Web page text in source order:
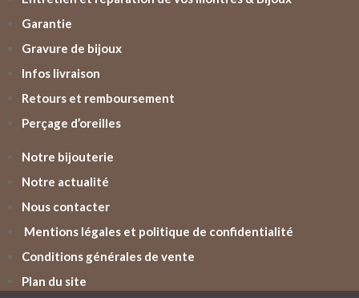
Garantie
Gravure de bijoux
Infos livraison
Retours et remboursement
Perçage d’oreilles
Notre bijouterie
Notre actualité
Nous contacter
Mentions légales et politique de confidentialité
Conditions générales de vente
Plan du site